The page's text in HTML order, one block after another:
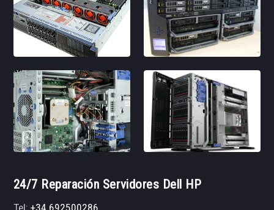
24/7 Reparación Servidores Dell HP
Tel:+34 692500286